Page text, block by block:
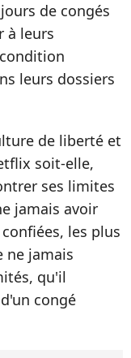
de congés
à leurs
leurs dossiers
de liberté et
soit-elle,
ses limites
jamais avoir
les plus
ne jamais
qu'il
congé